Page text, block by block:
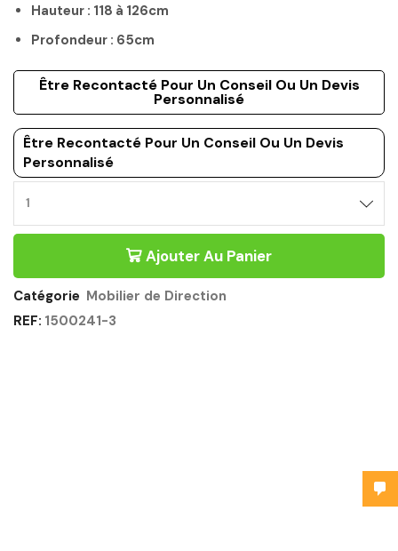
Hauteur : 118 à 126cm
Profondeur : 65cm
Être Recontacté Pour Un Conseil Ou Un Devis
Personnalisé
Être Recontacté Pour Un Conseil Ou Un Devis
Personnalisé
Ajouter Au Panier
Catégorie Mobilier de Direction
REF: 1500241-3